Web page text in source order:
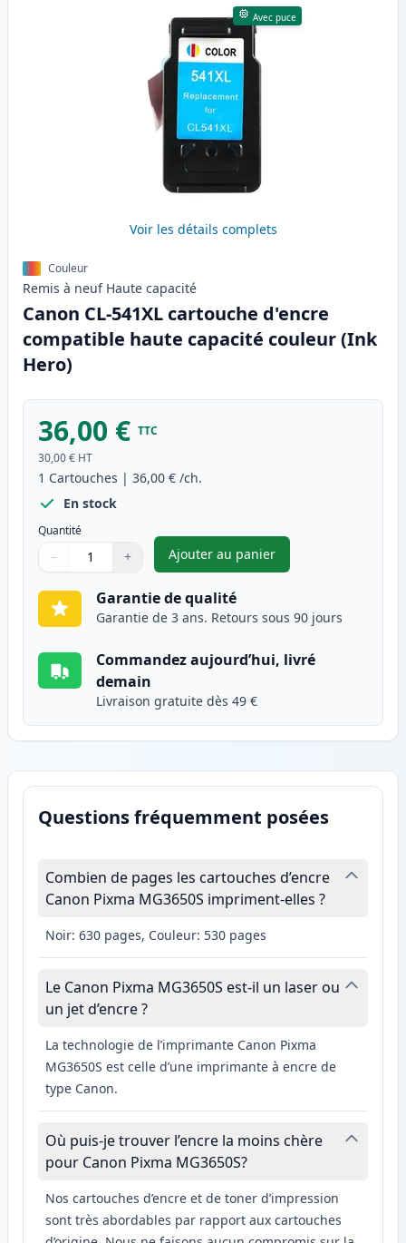
Avec puce
Voir les détails complets
Couleur
Remis à neuf Haute capacité
Canon CL-541XL cartouche d'encre
compatible haute capacité couleur (Ink
Hero)
36,00 € TTC
30,00 € HT
1 Cartouches | 36,00 € /ch.
En stock
Quantité
Quantité
Utilisez les boutons pour ajuster
− +
Quantité
Ajouter au panier
,Canon CL-541XL cartouche
Garantie de qualité
Garantie de 3 ans. Retours sous 90 jours
Commandez aujourd’hui, livré
demain
Livraison gratuite dès 49 €
Questions fréquemment posées
Combien de pages les cartouches d’encre
Canon Pixma MG3650S impriment-elles ?
Noir: 630 pages, Couleur: 530 pages
Le Canon Pixma MG3650S est-il un laser ou
un jet d’encre ?
La technologie de l’imprimante Canon Pixma
MG3650S est celle d’une imprimante à encre de
type Canon.
Où puis-je trouver l’encre la moins chère
pour Canon Pixma MG3650S?
Nos cartouches d’encre et de toner d’impression
sont très abordables par rapport aux cartouches